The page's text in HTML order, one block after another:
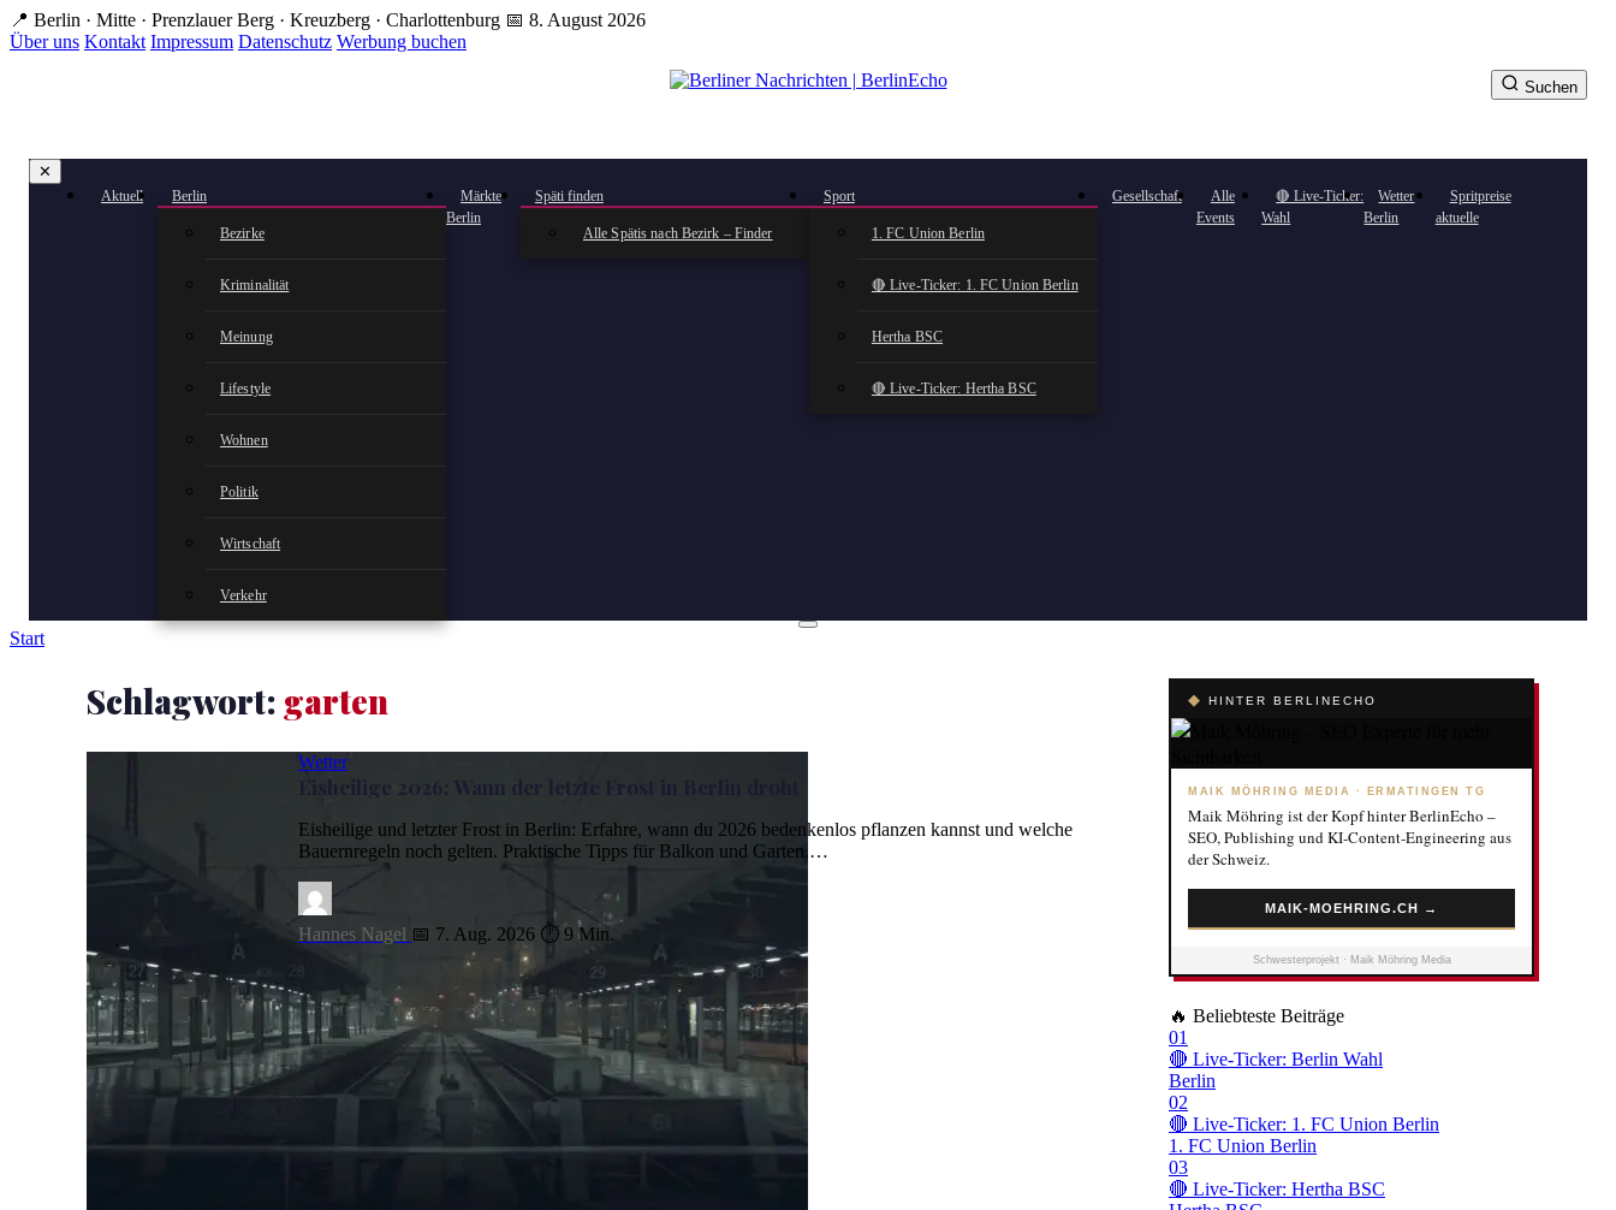
Zum
Hauptinhalt
📍 Berlin · Mitte · Prenzlauer Berg · Kreuzberg · Charlottenburg 📅 8. August 2026
Über uns Kontakt Impressum Datenschutz Werbung buchen
✕
Aktuell Berlin
Bezirke
Kriminalität
Meinung
Lifestyle
Wohnen
Politik
Wirtschaft
Verkehr
Märkte
Berlin
Späti finden
Alle Spätis nach Bezirk – Finder
Sport
1. FC Union Berlin
🔴 Live-Ticker: 1. FC Union Berlin
Hertha BSC
🔴 Live-Ticker: Hertha BSC
Gesellschaft
Alle
Events
🔴 Live-Ticker:
Wahl
Wetter
Berlin
Spritpreise
aktuelle
Suchen
Start
Schlagwort: garten
Wetter
Eisheilige 2026: Wann der letzte Frost in Berlin droht
Eisheilige und letzter Frost in Berlin: Erfahre, wann du 2026 bedenkenlos pflanzen kannst und welche
Bauernregeln noch gelten. Praktische Tipps für Balkon und Garten.…
Hannes Nagel 📅 7. Aug. 2026 ⏱ 9 Min.
◆ HINTER BERLINECHO
MAIK MÖHRING MEDIA · ERMATINGEN TG
Maik Möhring ist der Kopf hinter BerlinEcho –
SEO, Publishing und KI-Content-Engineering aus
der Schweiz.
MAIK-MOEHRING.CH →
Schwesterprojekt · Maik Möhring Media
🔥 Beliebteste Beiträge
01
🔴 Live-Ticker: Berlin Wahl
Berlin
02
🔴 Live-Ticker: 1. FC Union Berlin
1. FC Union Berlin
03
🔴 Live-Ticker: Hertha BSC